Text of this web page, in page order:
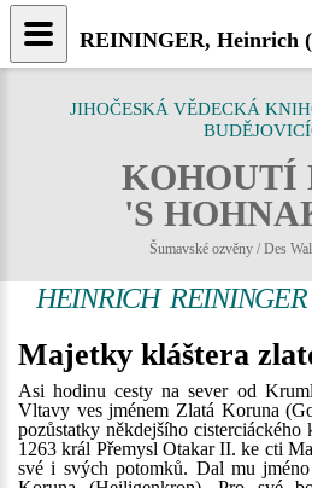
JIHOČESKÁ VĚDECKÁ
KOHOUTÍ
'S
Šumavské ozvěny / Des
HEINRICH REININGER
Majetky kláštera
Asi hodinu cesty na sever od
Vltavy ves jménem Zlatá Koruna
pozůstatky někdejšího cisterciáckého
1263 král Přemysl Otakar II. ke cti
své i svých potomků. Dal mu
REININGER, Heinrich